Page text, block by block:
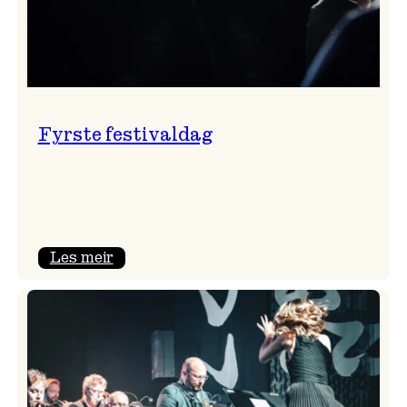
Fyrste festivaldag
Les meir: